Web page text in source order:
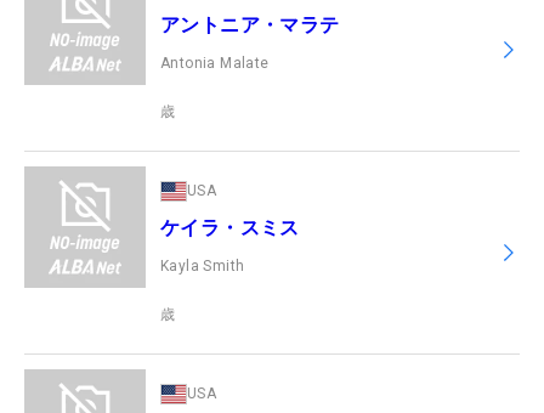
アントニア・マラテ
Antonia Malate
歳
USA
ケイラ・スミス
Kayla Smith
歳
USA